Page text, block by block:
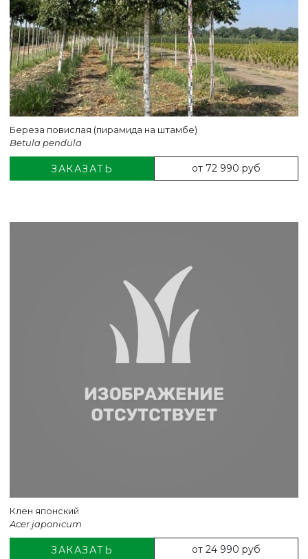
Береза повислая (пирамида на штамбе)
Betula pendula
ЗАКАЗАТЬ от 72 990 руб
Клен японский
Acer japonicum
ЗАКАЗАТЬ от 24 990 руб